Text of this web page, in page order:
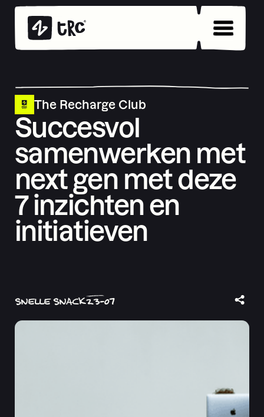
The Recharge Club
Succesvol
samenwerken met
next gen met deze
7 inzichten en
initiatieven
SNELLE SNACK23-07